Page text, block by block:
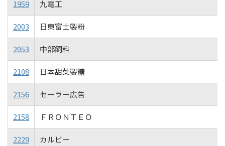
1959 九電工
2003 日東富士製粉
2053 中部飼料
2108 日本甜菜製糖
2156 セーラー広告
2158 ＦＲＯＮＴＥＯ
2229 カルビー